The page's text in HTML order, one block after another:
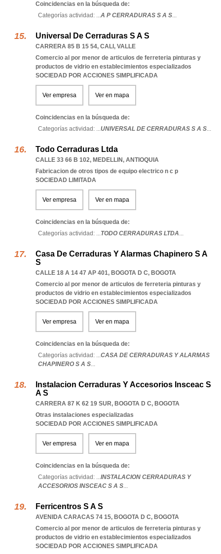
Coincidencias en la búsqueda de:
Categorías actividad: ...A P CERRADURAS S A S...
Universal De Cerraduras S A S
CARRERA 85 B 15 54, CALI , VALLE
Comercio al por menor de articulos de ferreteria pinturas y
productos de vidrio en establecimientos especializados
SOCIEDAD POR ACCIONES SIMPLIFICADA
Ver empresa Ver en mapa
Coincidencias en la búsqueda de:
Categorías actividad: ...UNIVERSAL DE CERRADURAS S A S...
Todo Cerraduras Ltda
CALLE 33 66 B 102, MEDELLIN, ANTIOQUIA
Fabricacion de otros tipos de equipo electrico n c p
SOCIEDAD LIMITADA
Ver empresa Ver en mapa
Coincidencias en la búsqueda de:
Categorías actividad: ...TODO CERRADURAS LTDA...
Casa De Cerraduras Y Alarmas Chapinero S A
S
CALLE 18 A 14 47 AP 401, BOGOTA D C, BOGOTA
Comercio al por menor de articulos de ferreteria pinturas y
productos de vidrio en establecimientos especializados
SOCIEDAD POR ACCIONES SIMPLIFICADA
Ver empresa Ver en mapa
Coincidencias en la búsqueda de:
Categorías actividad: ...CASA DE CERRADURAS Y ALARMAS
CHAPINERO S A S...
Instalacion Cerraduras Y Accesorios Insceac S
A S
CARRERA 87 K 62 19 SUR, BOGOTA D C, BOGOTA
Otras instalaciones especializadas
SOCIEDAD POR ACCIONES SIMPLIFICADA
Ver empresa Ver en mapa
Coincidencias en la búsqueda de:
Categorías actividad: ...INSTALACION CERRADURAS Y
ACCESORIOS INSCEAC S A S...
Ferricentros S A S
AVENIDA CARACAS 74 15, BOGOTA D C, BOGOTA
Comercio al por menor de articulos de ferreteria pinturas y
productos de vidrio en establecimientos especializados
SOCIEDAD POR ACCIONES SIMPLIFICADA